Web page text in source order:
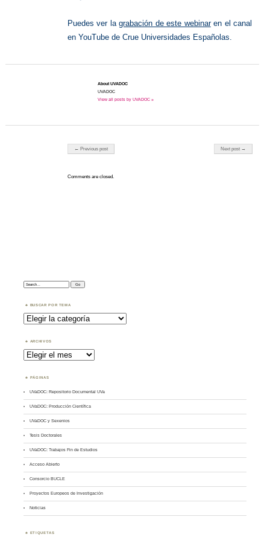
Puedes ver lagrabación de este webinaren el canal
en YouTube de Crue Universidades Españolas.
About UVADOC
UVADOC
View all posts by UVADOC »
Post navigation
← Previous post Next post →
Comments are closed.
Search:
BUSCAR POR TEMA
Buscar
por
Tema
ARCHIVOS
Archivos
PÁGINAS
UVaDOC: Repositorio Documental UVa
UVaDOC: Producción Científica
UVaDOC y Sexenios
Tesis Doctorales
UVaDOC: Trabajos Fin de Estudios
Acceso Abierto
Consorcio BUCLE
Proyectos Europeos de Investigación
Noticias
ETIQUETAS